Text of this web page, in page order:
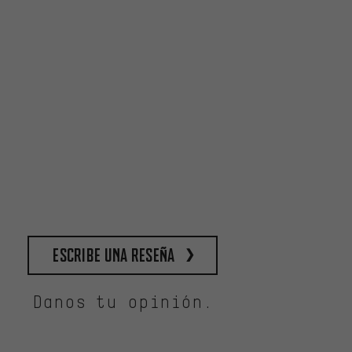
escribe una reseña
Danos tu opinión.